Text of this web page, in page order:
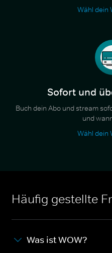
Wähl dein
Sofort und
Buch dein Abo und stream
und
Wähl dein
Häufig gestellte
Was ist WOW?